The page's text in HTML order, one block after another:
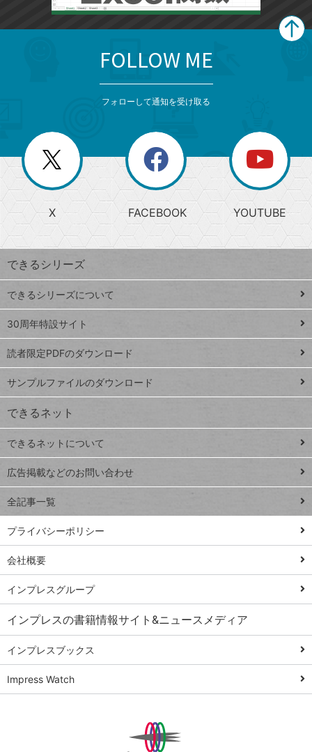
じ
る
search
検
索
上
昇
ワ
ー
ド
Google
スプレ
ッドシ
ート
iPhone
VLOOKUP
close
閉じ
る
閉
じ
る
ー
か
ら
探
す
ト
ッ
プ
ペ
ジ
連載
Excel Q&A
トイアンナ流仕
事術
PowerAutomate
ではじめる業務
の完全自動化
AI議事録作成術
Windows 11
Q&A
Teams踏み込み
活用術
Excel講師の仕事
術
FOLLOW ME
フォローして通知を受け取る
X FACEBOOK YOUTUBE
できるシリーズ
できるシリーズについて
30周年特設サイト
読者限定PDFのダウンロード
サンプルファイルのダウンロード
できるネット
できるネットについて
広告掲載などのお問い合わせ
全記事一覧
プライバシーポリシー
会社概要
インプレスグループ
インプレスの書籍情報サイト&ニュースメディア
インプレスブックス
Impress Watch